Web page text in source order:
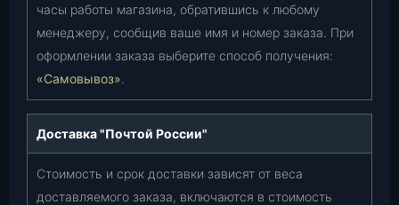
часы работы магазина, обратившись к любому
менеджеру, сообщив ваше имя и номер заказа. При
оформлении заказа выберите способ получения:
«Самовывоз».
Доставка "Почтой России"
Стоимость и срок доставки зависят от веса
доставляемого заказа, включаются в стоимость